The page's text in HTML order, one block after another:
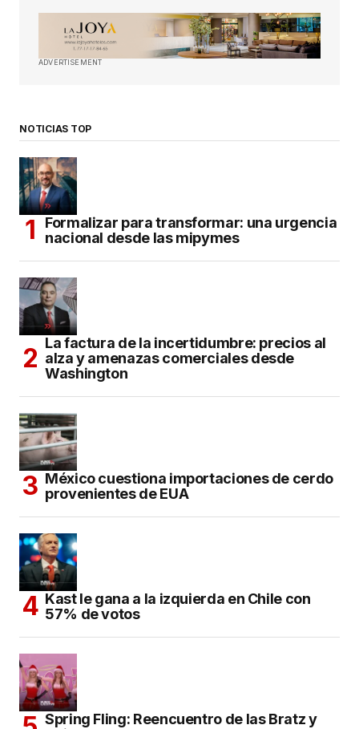
ADVERTISEMENT
NOTICIAS TOP
Formalizar para transformar: una urgencia
nacional desde las mipymes
La factura de la incertidumbre: precios al
alza y amenazas comerciales desde
Washington
México cuestiona importaciones de cerdo
provenientes de EUA
Kast le gana a la izquierda en Chile con
57% de votos
Spring Fling: Reencuentro de las Bratz y